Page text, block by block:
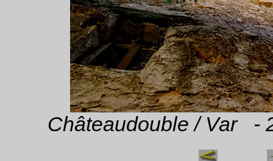
Châteaudouble / Var -